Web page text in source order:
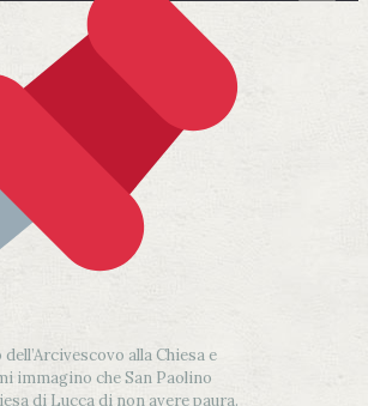
alla Chiesa e
immagino che San Paolino
di Lucca di non avere paura.